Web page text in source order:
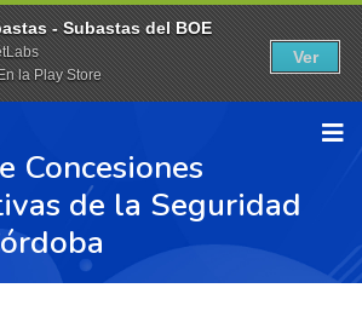
Concesiones
de la Seguridad
- Subastas del BOE
la Play Store
Ver